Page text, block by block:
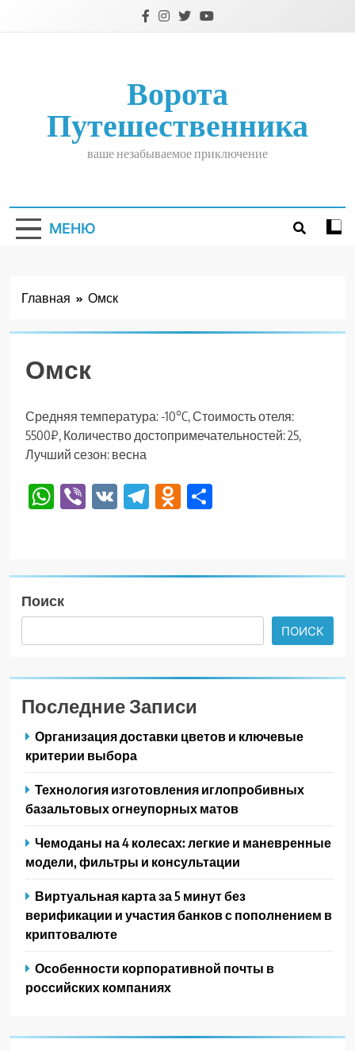
Ворота
Путешественника
ваше незабываемое приключение
МЕНЮ
Главная Омск
Омск
Средняя температура: -10°C, Стоимость отеля:
5500₽, Количество достопримечательностей: 25,
Лучший сезон: весна
WhatsApp
Viber
VK TelegramOdnoklassniki
Поиск
ПОИСК
Последние Записи
Организация доставки цветов и ключевые
критерии выбора
Технология изготовления иглопробивных
базальтовых огнеупорных матов
Чемоданы на 4 колесах: легкие и маневренные
модели, фильтры и консультации
Виртуальная карта за 5 минут без
верификации и участия банков с пополнением в
криптовалюте
Особенности корпоративной почты в
российских компаниях